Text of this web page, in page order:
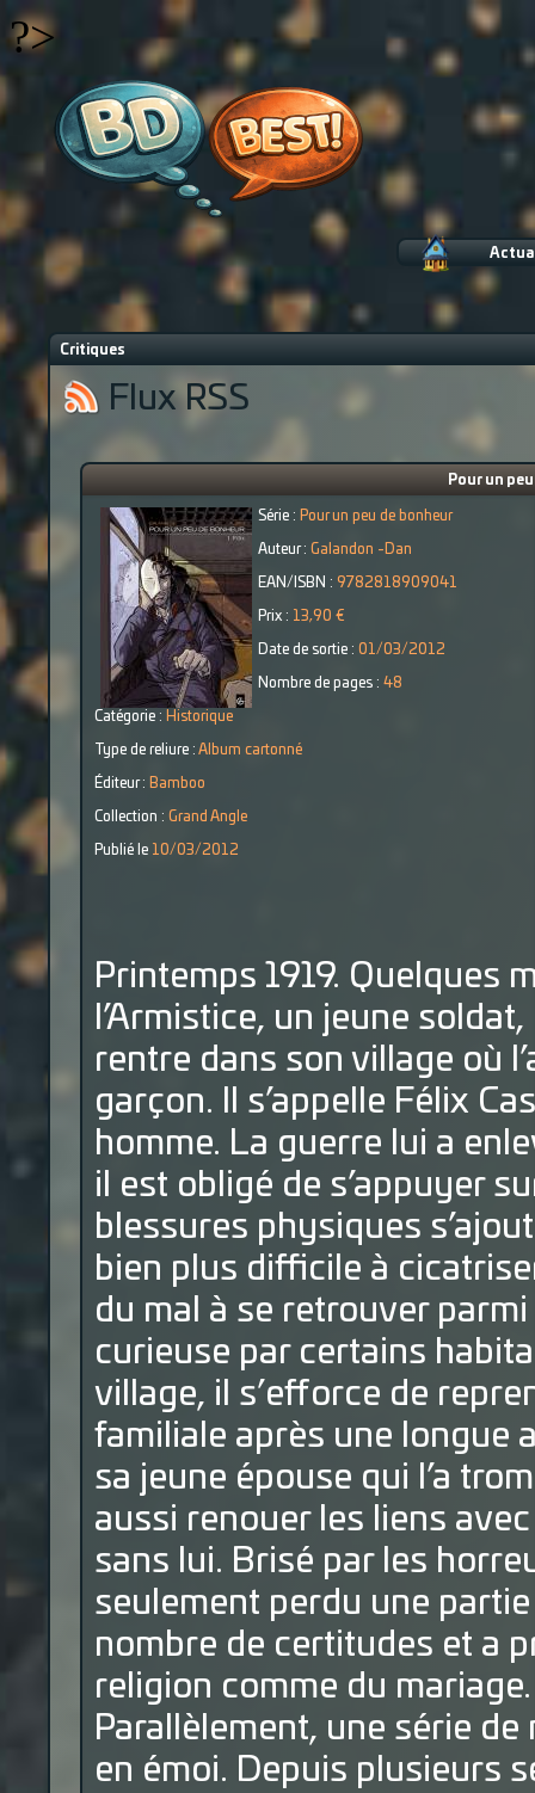
?>
Critiques
Flux RSS
Pour un
Série : Pour un peu de bonheur
Auteur : Galandon -Dan
EAN/ISBN : 9782818909041
Prix : 13,90 €
Date de sortie : 01/03/2012
Nombre de pages : 48
Catégorie : Historique
Type de reliure : Album cartonné
Éditeur : Bamboo
Collection : Grand Angle
Publié le 10/03/2012
Printemps 1919. Quelques
l’Armistice, un jeune
rentre dans son village où
garçon. Il s’appelle Félix
homme. La guerre lui a
il est obligé de s’appuyer
blessures physiques
bien plus difficile à
du mal à se retrouver
curieuse par certains
village, il s’efforce de
familiale après une longue
sa jeune épouse qui l’a
aussi renouer les liens
sans lui. Brisé par les
seulement perdu une
nombre de certitudes et a
religion comme du mariage.
Parallèlement, une série
en émoi. Depuis plusieurs